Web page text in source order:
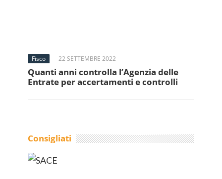
Fisco 22 SETTEMBRE 2022
Quanti anni controlla l’Agenzia delle
Entrate per accertamenti e controlli
Consigliati